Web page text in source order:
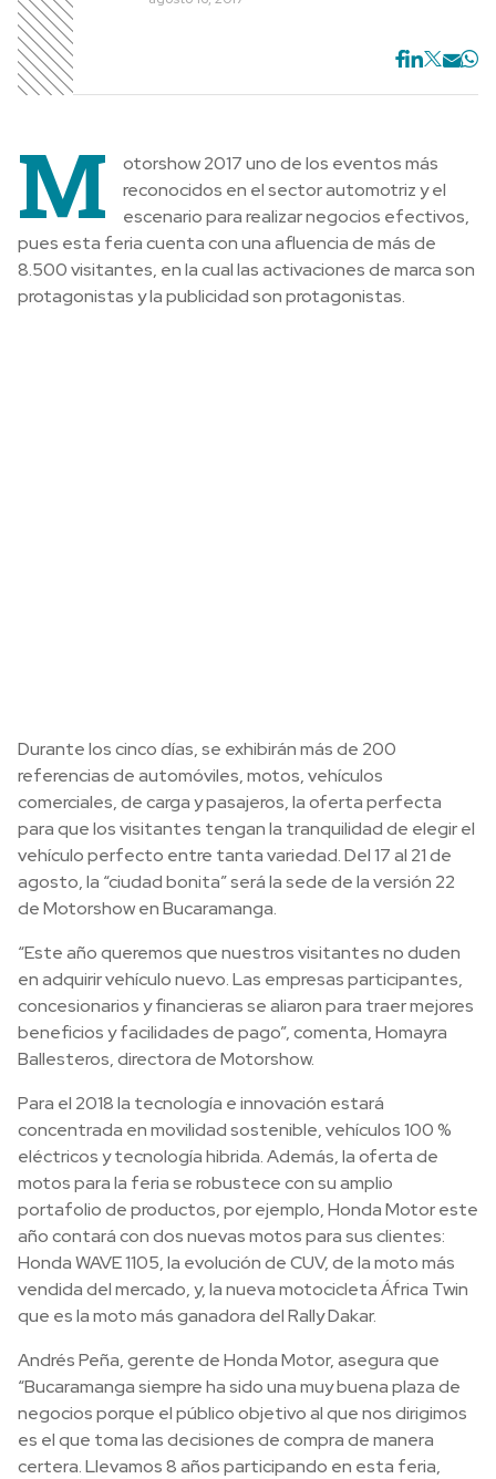
M
otorshow 2017 uno de los eventos más
reconocidos en el sector automotriz y el
escenario para realizar negocios efectivos,
pues esta feria cuenta con una afluencia de más de
8.500 visitantes, en la cual las activaciones de marca son
protagonistas y la publicidad son protagonistas.
Durante los cinco días, se exhibirán más de 200
referencias de automóviles, motos, vehículos
comerciales, de carga y pasajeros, la oferta perfecta
para que los visitantes tengan la tranquilidad de elegir el
vehículo perfecto entre tanta variedad. Del 17 al 21 de
agosto, la “ciudad bonita” será la sede de la versión 22
de Motorshow en Bucaramanga.
“Este año queremos que nuestros visitantes no duden
en adquirir vehículo nuevo. Las empresas participantes,
concesionarios y financieras se aliaron para traer mejores
beneficios y facilidades de pago”, comenta, Homayra
Ballesteros, directora de Motorshow.
Para el 2018 la tecnología e innovación estará
concentrada en movilidad sostenible, vehículos 100 %
eléctricos y tecnología hibrida. Además, la oferta de
motos para la feria se robustece con su amplio
portafolio de productos, por ejemplo, Honda Motor este
año contará con dos nuevas motos para sus clientes:
Honda WAVE 1105, la evolución de CUV, de la moto más
vendida del mercado, y, la nueva motocicleta África Twin
que es la moto más ganadora del Rally Dakar.
Andrés Peña, gerente de Honda Motor, asegura que
“Bucaramanga siempre ha sido una muy buena plaza de
negocios porque el público objetivo al que nos dirigimos
es el que toma las decisiones de compra de manera
certera. Llevamos 8 años participando en esta feria,